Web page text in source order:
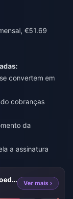
€51.69
convertem em
cobranças
da
a assinatura
StarMaker: Cante Karaokê com Moedas Ver mais ›